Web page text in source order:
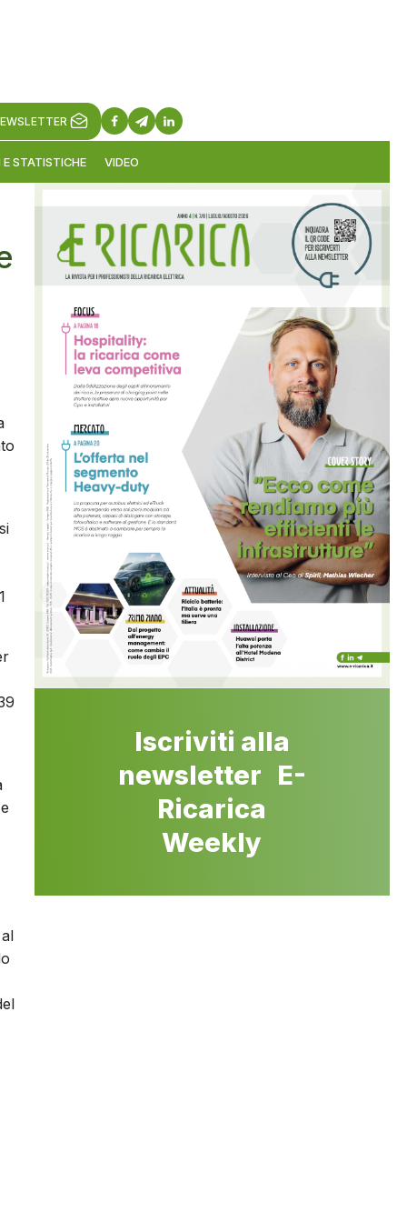
E STATISTICHE VIDEO
Iscriviti alla
newsletter E-
Ricarica
Weekly